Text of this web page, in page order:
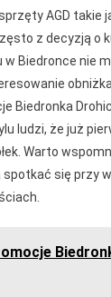
AGD takie
z decyzją o
Biedronce nie
Biedronka
ludzi, że już
Warto
się przy